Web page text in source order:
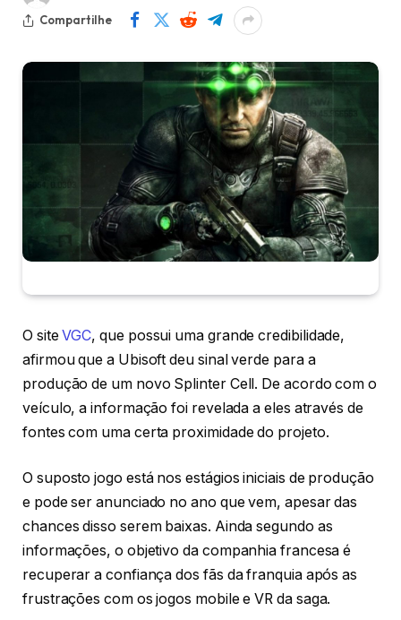
Compartilhe
O siteVGC, que possui uma grande credibilidade,
afirmou que a Ubisoft deu sinal verde para a
produção de um novo Splinter Cell. De acordo com o
veículo, a informação foi revelada a eles através de
fontes com uma certa proximidade do projeto.
O suposto jogo está nos estágios iniciais de produção
e pode ser anunciado no ano que vem, apesar das
chances disso serem baixas. Ainda segundo as
informações, o objetivo da companhia francesa é
recuperar a confiança dos fãs da franquia após as
frustrações com os jogos mobile e VR da saga.